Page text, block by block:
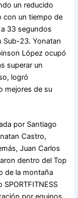
un reducido
con un tiempo de
33 segundos
Sub-23. Yonatan
López ocupó
superar un
logró
mejores de su
por Santiago
Castro,
Juan Carlos
dentro del Top
de la montaña